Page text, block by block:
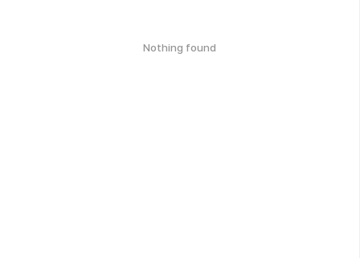
Nothing found